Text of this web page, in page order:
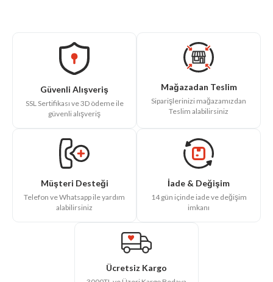
Güvenli Alışveriş
SSL Sertifikası ve 3D ödeme ile
güvenli alışveriş
Mağazadan Teslim
Siparişlerinizi mağazamızdan
Teslim alabilirsiniz
Müşteri Desteği
Telefon ve Whatsapp ile yardım
alabilirsiniz
İade & Değişim
14 gün içinde iade ve değişim
imkanı
Ücretsiz Kargo